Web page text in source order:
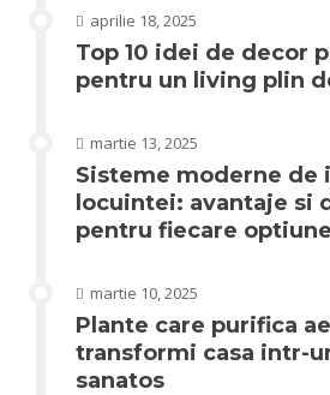
aprilie 18, 2025
Top 10 idei de decor
pentru un living plin
martie 13, 2025
Sisteme moderne de
locuintei: avantaje si
pentru fiecare optiune
martie 10, 2025
Plante care purifica
transformi casa intr-
sanatos